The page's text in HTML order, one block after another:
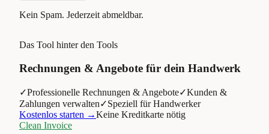
Kein Spam. Jederzeit abmeldbar.
Das Tool hinter den Tools
Rechnungen & Angebote für dein Handwerk
✓Professionelle Rechnungen & Angebote✓Kunden &
Zahlungen verwalten✓Speziell für Handwerker
Kostenlos starten →Keine Kreditkarte nötig
Clean Invoice